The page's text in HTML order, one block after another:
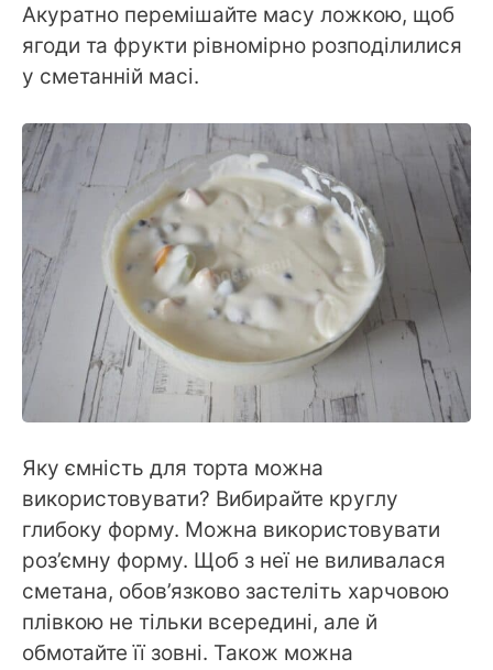
Акуратно перемішайте масу ложкою, щоб
ягоди та фрукти рівномірно розподілилися
у сметанній масі.
Яку ємність для торта можна
використовувати? Вибирайте круглу
глибоку форму. Можна використовувати
роз’ємну форму. Щоб з неї не виливалася
сметана, обов’язково застеліть харчовою
плівкою не тільки всередині, але й
обмотайте її зовні. Також можна